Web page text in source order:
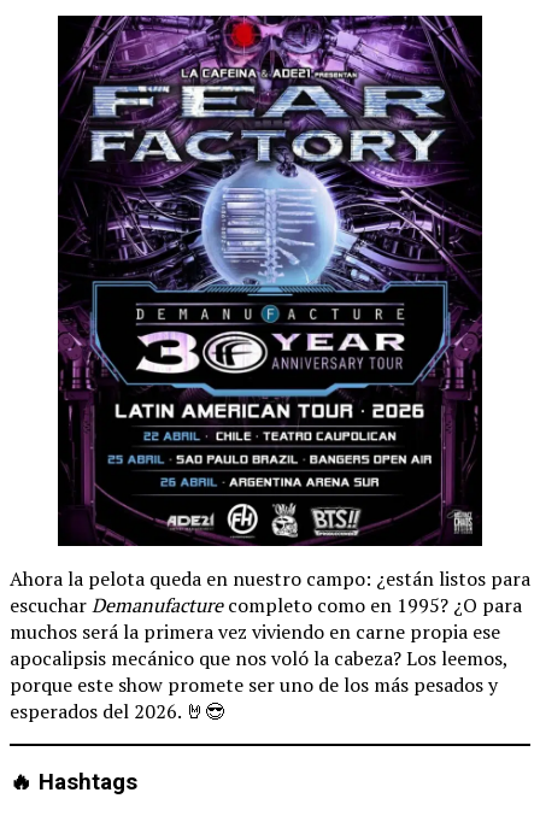
Ahora la pelota queda en nuestro campo: ¿están listos para
escucharDemanufacturecompleto como en 1995? ¿O para
muchos será la primera vez viviendo en carne propia ese
apocalipsis mecánico que nos voló la cabeza? Los leemos,
porque este show promete ser uno de los más pesados y
esperados del 2026. 🤘😎
🔥 Hashtags